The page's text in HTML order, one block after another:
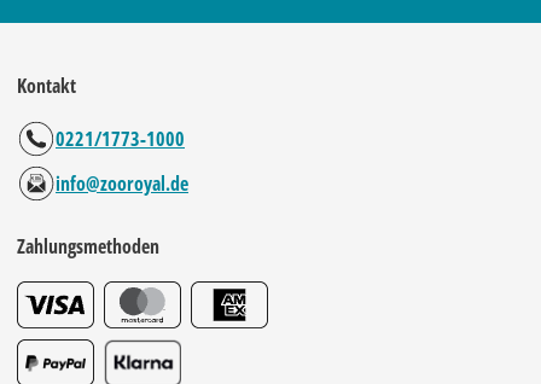
Kontakt
0221/1773-1000
info@zooroyal.de
Zahlungsmethoden